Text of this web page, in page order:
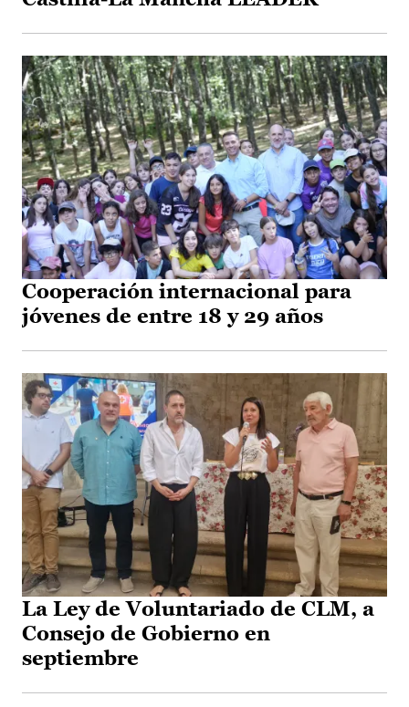
Cooperación internacional para
jóvenes de entre 18 y 29 años
La Ley de Voluntariado de CLM, a
Consejo de Gobierno en
septiembre